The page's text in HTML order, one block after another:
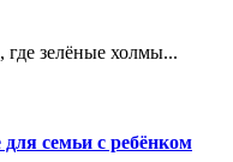
зелёные холмы...
семьи с ребёнком